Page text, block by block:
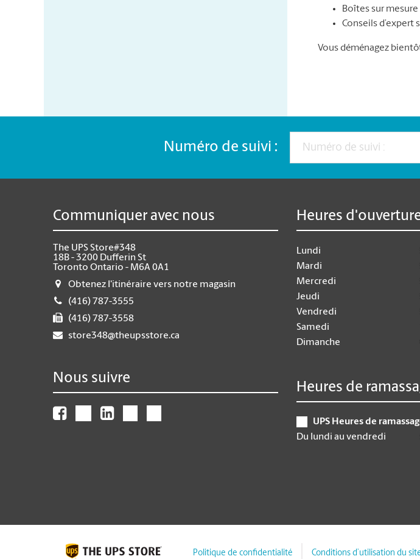
Boîtes sur
Conseils d’expert
Vous déménagez
Numéro de suivi :
Communiquer avec nous
The UPS Store#348
18B - 3200 Dufferin St
Toronto Ontario - M6A 0A1
Obtenez l'itinéraire vers notre magasin
(416) 787-3555
(416) 787-3558
store348@theupsstore.ca
Nous suivre
Heures
Lundi
Mardi
Mercredi
Jeudi
Vendredi
Samedi
Dimanche
Heures de
UPS Heures de
Du lundi au vendredi
Politique de confidentialité Conditions d’utilisation du